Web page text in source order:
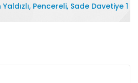
Pencereli, Sade Davetiye 1